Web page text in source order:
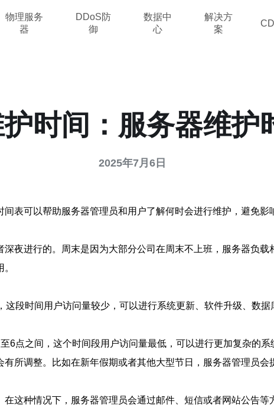
物理服务
器
DDoS防
御
数据中
心
解决方
案
时间：服务器维护
2025年7月6日
表可以帮助服务器管理员和用户了解何时会进行维护，避免
夜进行的。周末是因为大部分公司在周末不上班，服务器负
段时间用户访问量较少，可以进行系统更新、软件升级、数据
6点之间，这个时间段用户访问量最低，可以进行更加复杂的系
所调整。比如在新年假期或者其他大型节日，服务器管理员
这种情况下，服务器管理员会通过邮件、短信或者网站公告